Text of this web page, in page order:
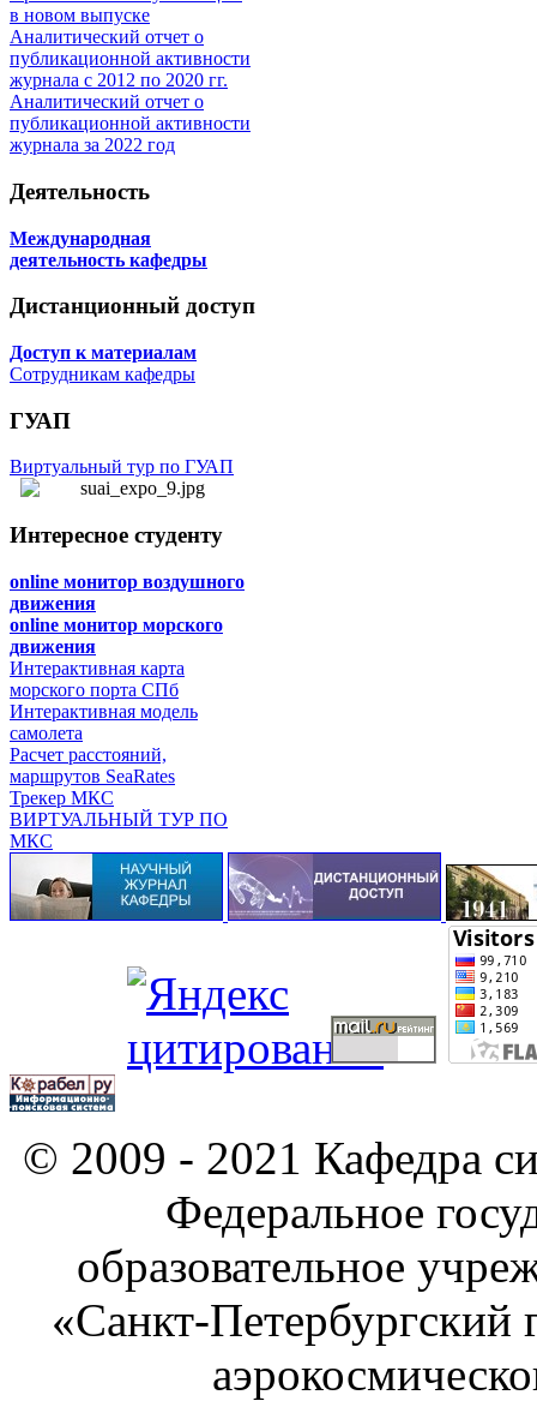
в новом выпуске
Аналитический отчет о
публикационной активности
журнала с 2012 по 2020 гг.
Аналитический отчет о
публикационной активности
журнала за 2022 год
Деятельность
Международная
деятельность кафедры
Дистанционный доступ
Доступ к материалам
Сотрудникам кафедры
ГУАП
Виртуальный тур по ГУАП
Интересное студенту
online монитор воздушного
движения
online монитор морского
движения
Интерактивная карта
морского порта СПб
Интерактивная модель
самолета
Расчет расстояний,
маршрутов SeaRates
Трекер МКС
ВИРТУАЛЬНЫЙ ТУР ПО
МКС
© 2009 - 2021 Кафедра
Федеральное
образовательное
«Санкт-Петербургский